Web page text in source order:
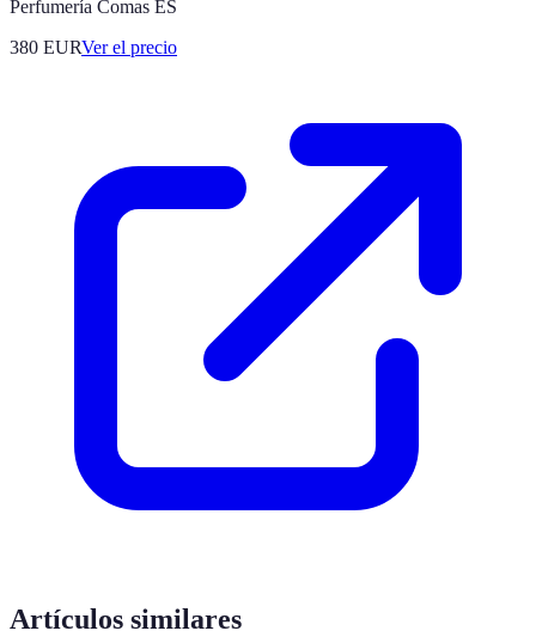
Perfumería Comas ES
380 EURVer el precio
Artículos similares